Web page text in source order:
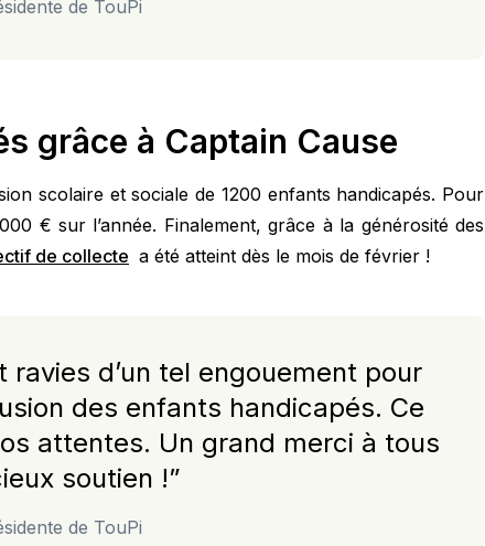
de TouPi
grâce à Captain Cause
scolaire et sociale de 1200 enfants handicapés. Pour
€ sur l’année. Finalement, grâce à la générosité des
de collecte a été atteint dès le mois de février !
d’un tel engouement pour
des enfants handicapés. Ce
attentes. Un grand merci à tous
soutien !”
de TouPi